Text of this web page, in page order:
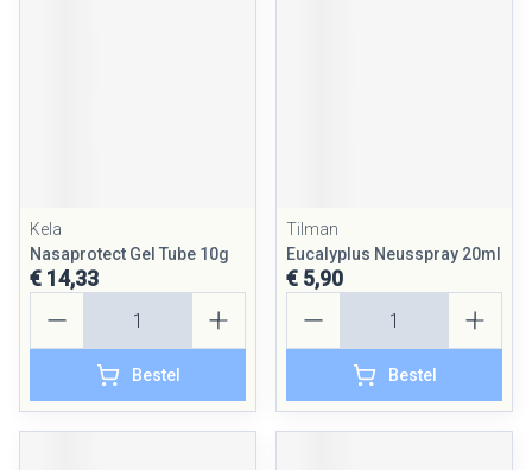
Kela
Nasaprotect Gel Tube 10g
€ 14,33
Bestel
Tilman
Eucalyplus Neusspray 20ml
€ 5,90
Bestel